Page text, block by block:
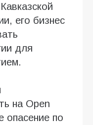
его бизнес
для
на Open
опасение по